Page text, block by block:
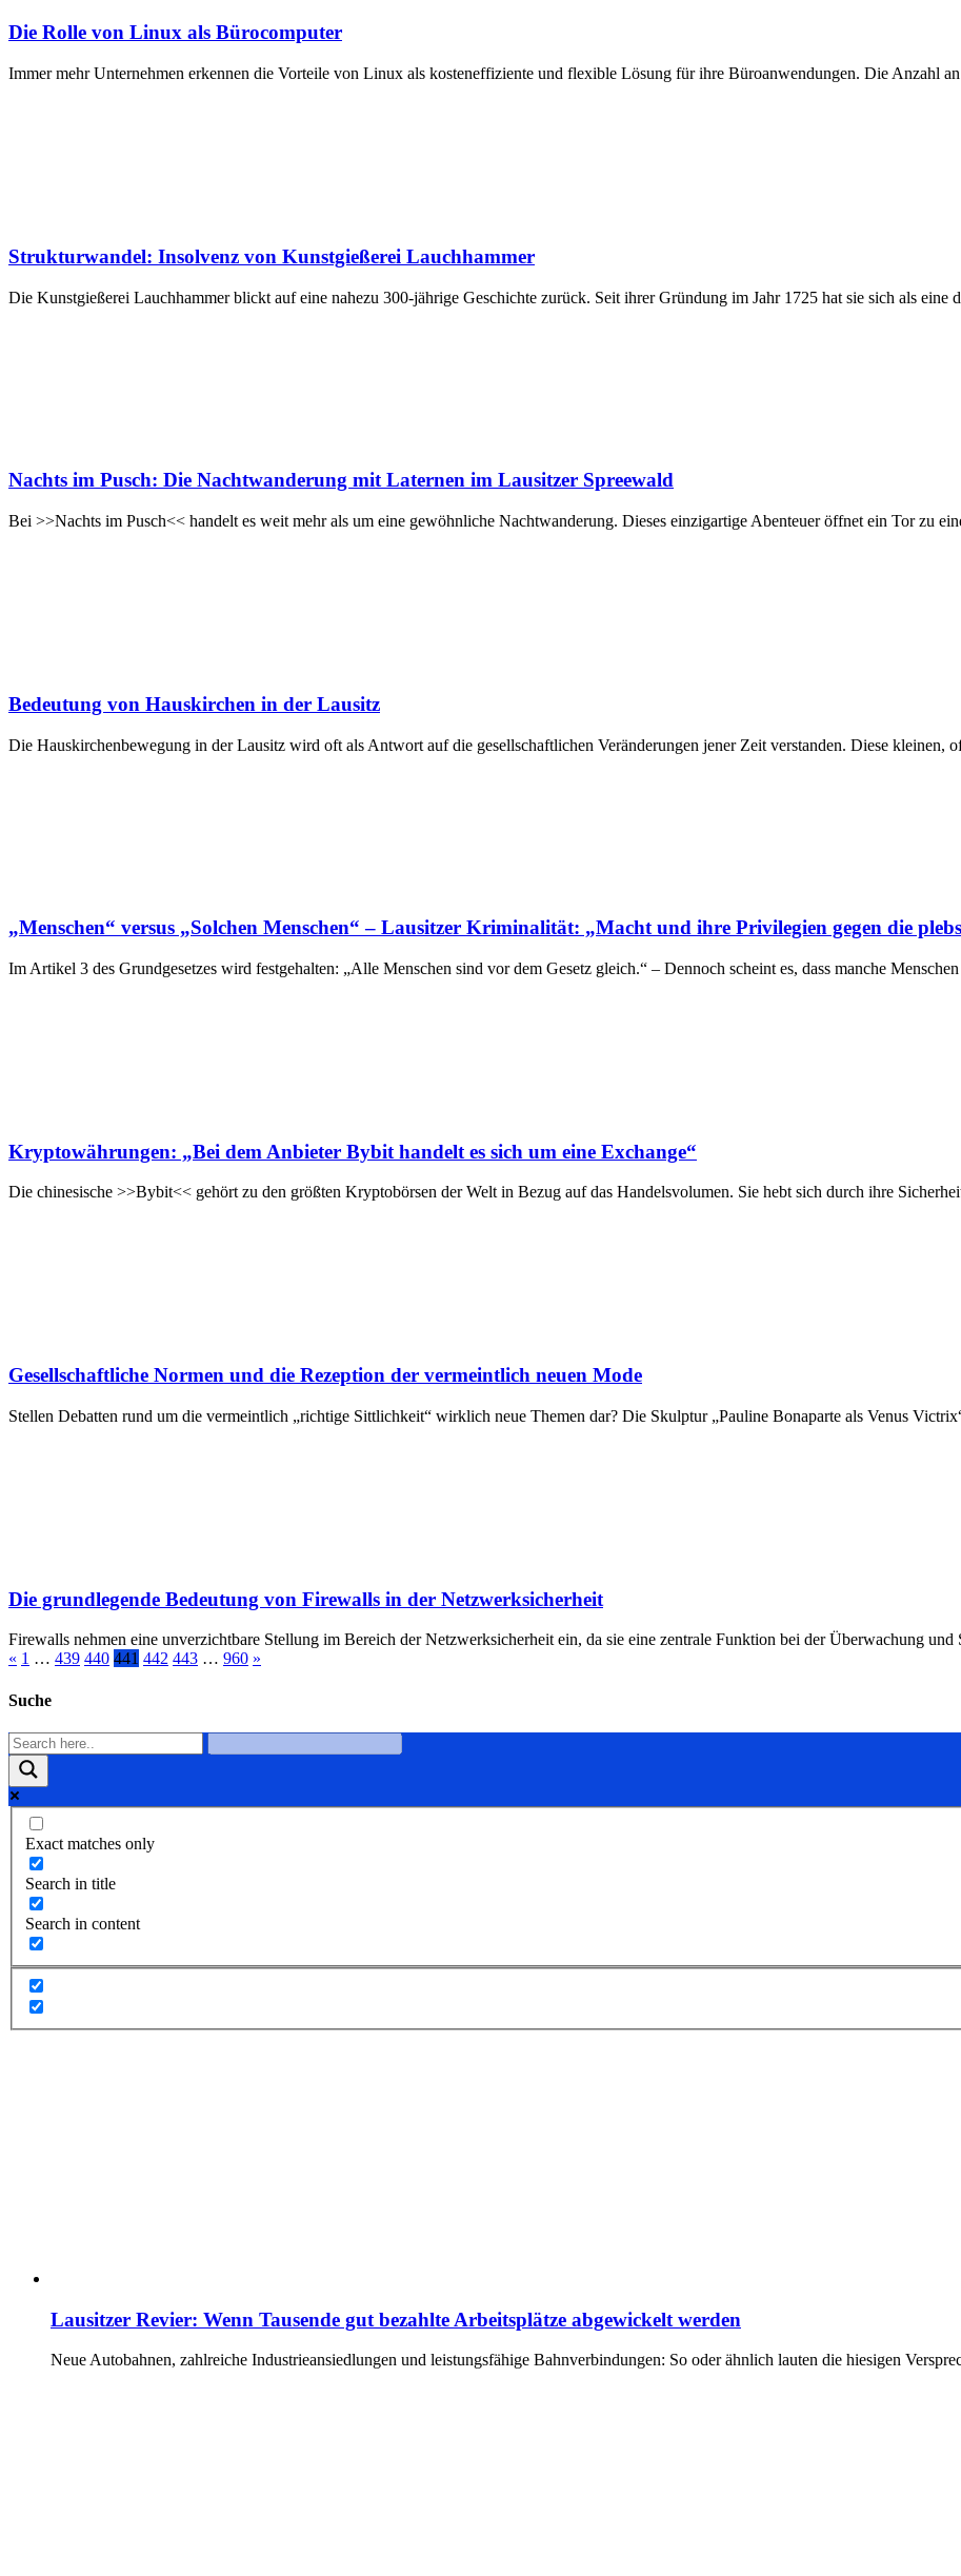
Die Rolle von Linux als Bürocomputer
Immer mehr Unternehmen erkennen die Vorteile von Linux als kosteneffiziente und flexible Lösung für ihre Büroanwendungen. Die Anzahl
Strukturwandel: Insolvenz von Kunstgießerei Lauchhammer
Die Kunstgießerei Lauchhammer blickt auf eine nahezu 300-jährige Geschichte zurück. Seit ihrer Gründung im Jahr 1725 hat sie sich als eine
Nachts im Pusch: Die Nachtwanderung mit Laternen im Lausitzer Spreewald
Bei >>Nachts im Pusch<< handelt es weit mehr als um eine gewöhnliche Nachtwanderung. Dieses einzigartige Abenteuer öffnet ein Tor zu
Bedeutung von Hauskirchen in der Lausitz
Die Hauskirchenbewegung in der Lausitz wird oft als Antwort auf die gesellschaftlichen Veränderungen jener Zeit verstanden. Diese kleinen,
„Menschen“ versus „Solchen Menschen“ – Lausitzer Kriminalität: „Macht und ihre Privilegien gegen die
Im Artikel 3 des Grundgesetzes wird festgehalten: „Alle Menschen sind vor dem Gesetz gleich.“ – Dennoch scheint es, dass manche
Kryptowährungen: „Bei dem Anbieter Bybit handelt es sich um eine Exchange“
Die chinesische >>Bybit<< gehört zu den größten Kryptobörsen der Welt in Bezug auf das Handelsvolumen. Sie hebt sich durch ihre
Gesellschaftliche Normen und die Rezeption der vermeintlich neuen Mode
Stellen Debatten rund um die vermeintlich „richtige Sittlichkeit“ wirklich neue Themen dar? Die Skulptur „Pauline Bonaparte als Venus
Die grundlegende Bedeutung von Firewalls in der Netzwerksicherheit
Firewalls nehmen eine unverzichtbare Stellung im Bereich der Netzwerksicherheit ein, da sie eine zentrale Funktion bei der Überwachung und
« 1 … 439 440 441 442 443 … 960 »
Suche
Exact matches only
Search in title
Search in content
Lausitzer Revier: Wenn Tausende gut bezahlte Arbeitsplätze abgewickelt werden
Neue Autobahnen, zahlreiche Industrieansiedlungen und leistungsfähige Bahnverbindungen: So oder ähnlich lauten die hiesigen